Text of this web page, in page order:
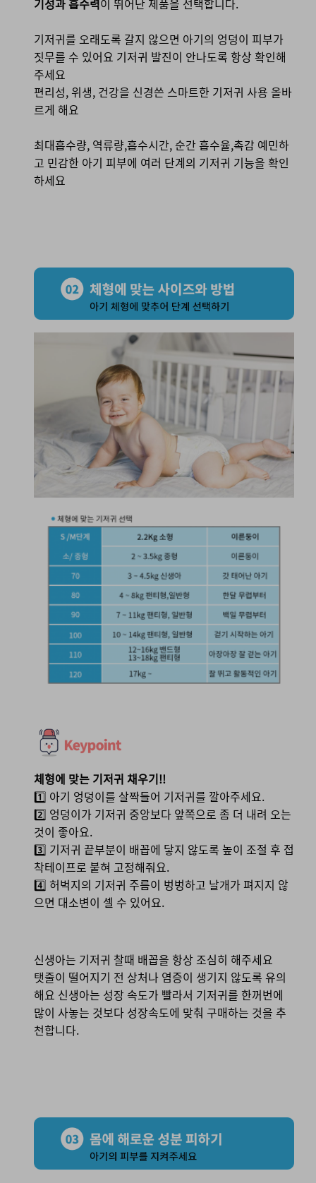
기성과 흡수력이 뛰어난 제품을 선택합니다.
기저귀를 오래도록 갈지 않으면 아기의 엉덩이 피부가
짓무를 수 있어요 기저귀 발진이 안나도록 항상 확인해
주세요
편리성, 위생, 건강을 신경쓴 스마트한 기저귀 사용 올바
르게 해요
최대흡수량, 역류량,흡수시간, 순간 흡수율,촉감 예민하
고 민감한 아기 피부에 여러 단계의 기저귀 기능을 확인
하세요
체형에 맞는 기저귀 채우기!!
1️⃣ 아기 엉덩이를 살짝들어 기저귀를 깔아주세요.
2️⃣ 엉덩이가 기저귀 중앙보다 앞쪽으로 좀 더 내려 오는
것이 좋아요.
3️⃣ 기저귀 끝부분이 배꼽에 닿지 않도록 높이 조절 후 접
착테이프로 붙혀 고정해줘요.
4️⃣ 허벅지의 기저귀 주름이 벙벙하고 날개가 펴지지 않
으면 대소변이 셀 수 있어요.
신생아는 기저귀 찰때 배꼽을 항상 조심히 해주세요
탯줄이 떨어지기 전 상처나 염증이 생기지 않도록 유의
해요 신생아는 성장 속도가 빨라서 기저귀를 한꺼번에
많이 사놓는 것보다 성장속도에 맞춰 구매하는 것을 추
천합니다.